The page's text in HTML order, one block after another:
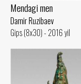
Mendagi men
Damir Ruzibaev
Gips (8x30) - 2016 yil